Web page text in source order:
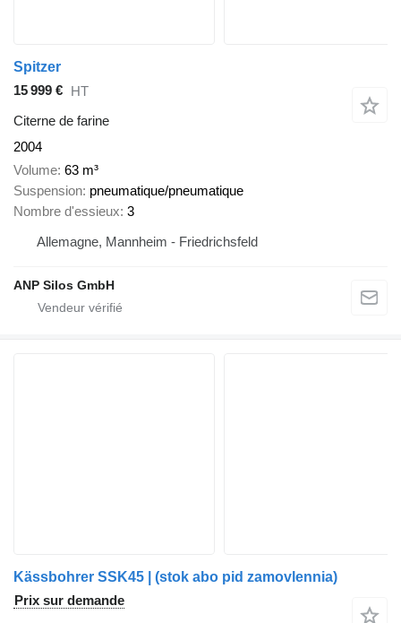
Spitzer
15 999 € HT
Citerne de farine
2004
Volume 63 m³
Suspension pneumatique/pneumatique
Nombre d'essieux 3
Allemagne, Mannheim - Friedrichsfeld
ANP Silos GmbH
Kässbohrer SSK45 | (stok abo pid zamovlennia)
Prix sur demande